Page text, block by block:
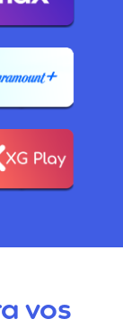
vos